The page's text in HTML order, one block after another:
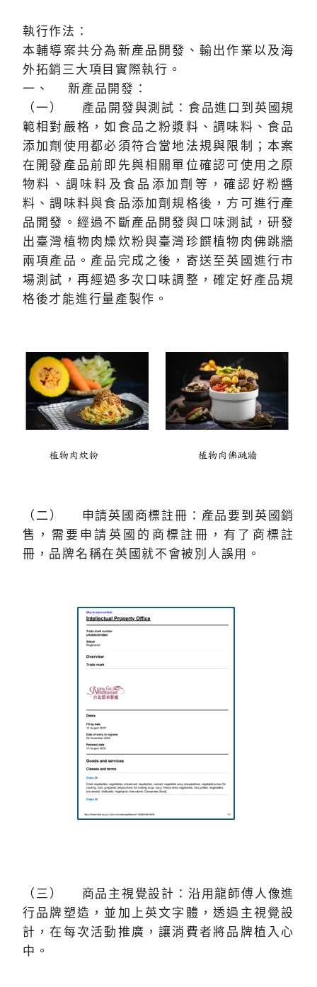
執行作法：
本輔導案共分為新產品開發、輸出作業以及海
外拓銷三大項目實際執行。
一、 新產品開發：
（一） 產品開發與測試：食品進口到英國規
範相對嚴格，如食品之粉漿料、調味料、食品
添加劑使用都必須符合當地法規與限制；本案
在開發產品前即先與相關單位確認可使用之原
物料、調味料及食品添加劑等，確認好粉醬
料、調味料與食品添加劑規格後，方可進行產
品開發。經過不斷產品開發與口味測試，研發
出臺灣植物肉燥炊粉與臺灣珍饌植物肉佛跳牆
兩項產品。產品完成之後，寄送至英國進行市
場測試，再經過多次口味調整，確定好產品規
格後才能進行量產製作。
（二） 申請英國商標註冊：產品要到英國銷
售，需要申請英國的商標註冊，有了商標註
冊，品牌名稱在英國就不會被別人誤用。
（三） 商品主視覺設計：沿用龍師傅人像進
行品牌塑造，並加上英文字體，透過主視覺設
計，在每次活動推廣，讓消費者將品牌植入心
中。